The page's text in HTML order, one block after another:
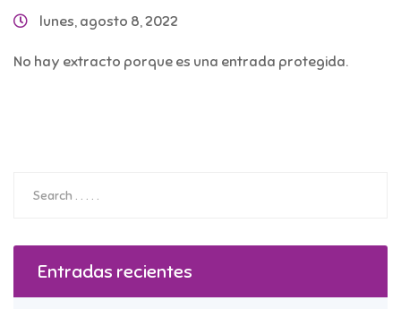
lunes, agosto 8, 2022
No hay extracto porque es una entrada protegida.
Entradas recientes